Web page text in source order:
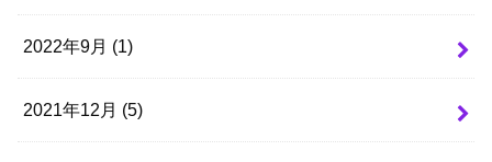
2022年9月 (1)
2021年12月 (5)